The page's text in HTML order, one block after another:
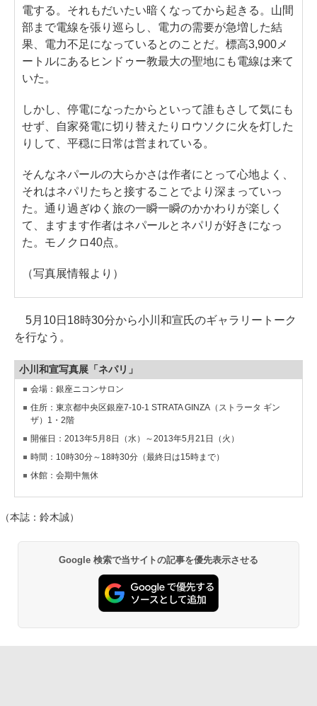
電する。それもだいたい暗くなってから起きる。山間
部まで電線を張り巡らし、電力の需要が急増した結
果、電力不足になっているとのことだ。標高3,900メ
ートルにあるヒンドゥー教最大の聖地にも電線は来て
いた。
しかし、停電になったからといって誰もさして気にも
せず、自家発電に切り替えたりロウソクに火を灯した
りして、平穏に日常は営まれている。
そんなネパールの大らかさは作者にとって心地よく、
それはネパリたちと接することでより深まっていっ
た。通り過ぎゆく旅の一瞬一瞬のかかわりが楽しく
て、ますます作者はネパールとネパリが好きになっ
た。モノクロ40点。
（写真展情報より）
5月10日18時30分から小川和宣氏のギャラリートーク
を行なう。
小川和宣写真展「ネパリ」
会場：銀座ニコンサロン
住所：東京都中央区銀座7-10-1 STRATA GINZA（ストラータ ギン
ザ）1・2階
開催日：2013年5月8日（水）～2013年5月21日（火）
時間：10時30分～18時30分（最終日は15時まで）
休館：会期中無休
（本誌：鈴木誠）
Google 検索で当サイトの記事を優先表示させる